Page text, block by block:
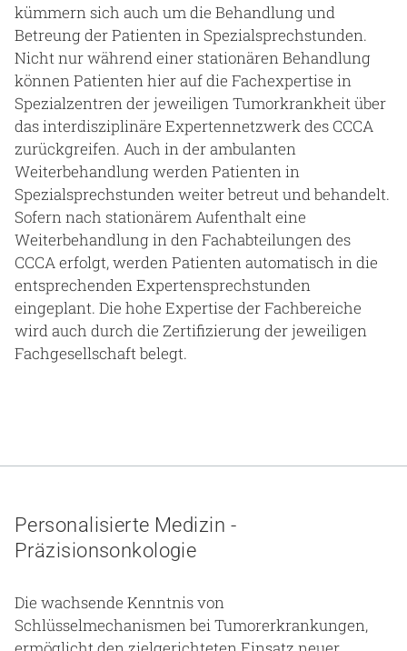
kümmern sich auch um die Behandlung und
Betreung der Patienten in Spezialsprechstunden.
Nicht nur während einer stationären Behandlung
können Patienten hier auf die Fachexpertise in
Spezialzentren der jeweiligen Tumorkrankheit über
das interdisziplinäre Expertennetzwerk des CCCA
zurückgreifen. Auch in der ambulanten
Weiterbehandlung werden Patienten in
Spezialsprechstunden weiter betreut und behandelt.
Sofern nach stationärem Aufenthalt eine
Weiterbehandlung in den Fachabteilungen des
CCCA erfolgt, werden Patienten automatisch in die
entsprechenden Expertensprechstunden
eingeplant. Die hohe Expertise der Fachbereiche
wird auch durch die Zertifizierung der jeweiligen
Fachgesellschaft belegt.
Personalisierte Medizin -
Präzisionsonkologie
Die wachsende Kenntnis von
Schlüsselmechanismen bei Tumorerkrankungen,